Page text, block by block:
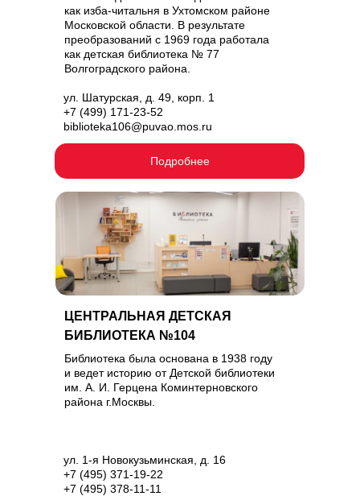
Подробнее
как изба-читальня в Ухтомском районе
Московской области. В результате
преобразований с 1969 года работала
как детская библиотека № 77
Волгоградского района.
ул. Шатурская, д. 49, корп. 1
+7 (499) 171-23-52
biblioteka106@puvao.mos.ru
Библиотека была основана в 1938 году
и ведет историю от Детской библиотеки
им. А. И. Герцена Коминтерновского
района г.Москвы.
ЦЕНТРАЛЬНАЯ ДЕТСКАЯ
БИБЛИОТЕКА №104
ул. 1-я Новокузьминская, д. 16
+7 (495) 371-19-22
+7 (495) 378-11-11